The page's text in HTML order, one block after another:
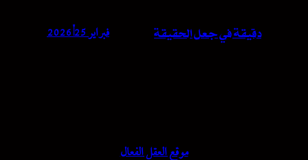
دقيقة في جعل الحقيقة فبراير 25, 2026
موقع العقل الفعال